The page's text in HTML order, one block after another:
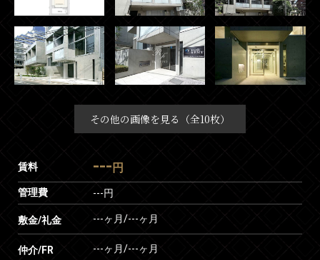
その他の画像を見る（全10枚）
賃料 --- 円
管理費 ---円
敷金/礼金 ---ヶ月/---ヶ月
仲介/FR ---ヶ月/---ヶ月